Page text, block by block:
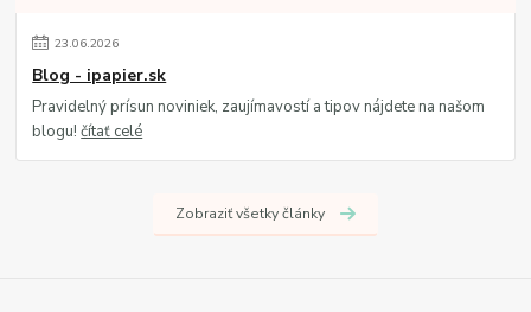
23.06.2026
Blog - ipapier.sk
Pravidelný prísun noviniek, zaujímavostí a tipov nájdete na našom
blogu!čítať celé
Zobraziť všetky články